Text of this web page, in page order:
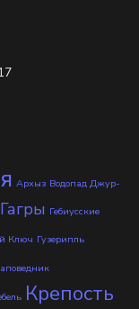
Архыз Водопад Джур-
Гагры Гебиусские
Ключ Гузерипль
Крепость